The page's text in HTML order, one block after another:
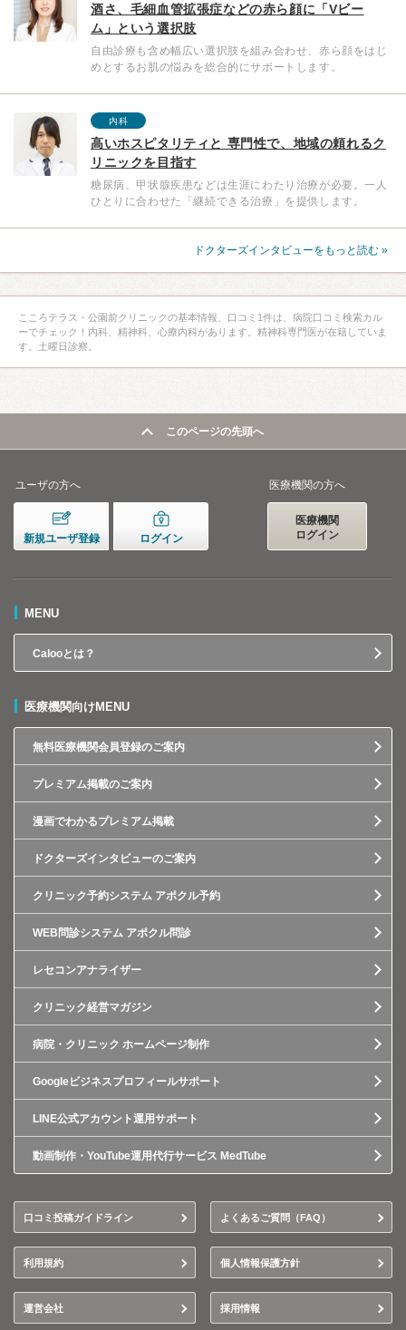
酒さ、毛細血管拡張症などの赤ら顔に「Vビー
ム」という選択肢
自由診療も含め幅広い選択肢を組み合わせ、赤ら顔をはじ
めとするお肌の悩みを総合的にサポートします。
内科
高いホスピタリティと 専門性で、地域の頼れるク
リニックを目指す
糖尿病、甲状腺疾患などは生涯にわたり治療が必要。一人
ひとりに合わせた「継続できる治療」を提供します。
ドクターズインタビューをもっと読む »
こころテラス・公園前クリニックの基本情報、口コミ1件は、病院口コミ検索カル
ーでチェック！内科、精神科、心療内科があります。精神科専門医が在籍していま
す。土曜日診察。
このページの先頭へ
ユーザの方へ
新規ユーザ登録 ログイン
医療機関の方へ
医療機関
ログイン
MENU
Calooとは？
医療機関向けMENU
無料医療機関会員登録のご案内
プレミアム掲載のご案内
漫画でわかるプレミアム掲載
ドクターズインタビューのご案内
クリニック予約システム アポクル予約
WEB問診システム アポクル問診
レセコンアナライザー
クリニック経営マガジン
病院・クリニック ホームページ制作
Googleビジネスプロフィールサポート
LINE公式アカウント運用サポート
動画制作・YouTube運用代行サービス MedTube
口コミ投稿ガイドライン よくあるご質問（FAQ）
利用規約 個人情報保護方針
運営会社 採用情報